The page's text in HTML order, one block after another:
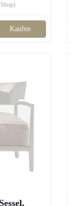
Kaufen